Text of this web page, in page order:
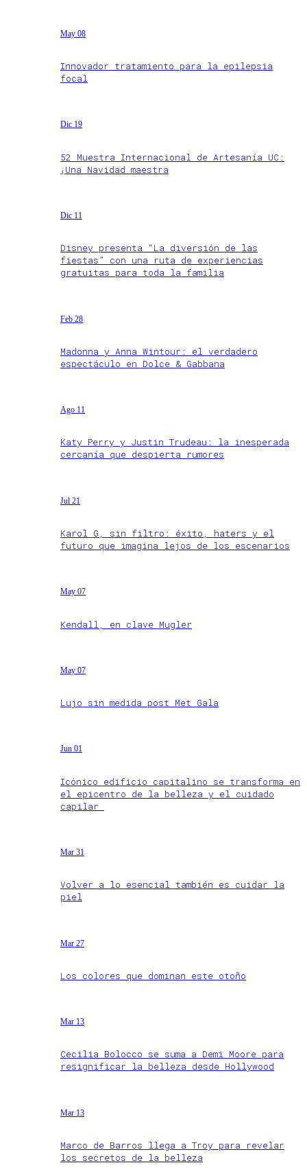
May 08
Innovador tratamiento para la epilepsia
focal
Dic 19
52 Muestra Internacional de Artesanía UC:
¡Una Navidad maestra
Dic 11
Disney presenta “La diversión de las
fiestas” con una ruta de experiencias
gratuitas para toda la familia
Feb 28
Madonna y Anna Wintour: el verdadero
espectáculo en Dolce & Gabbana
Ago 11
Katy Perry y Justin Trudeau: la inesperada
cercanía que despierta rumores
Jul 21
Karol G, sin filtro: éxito, haters y el
futuro que imagina lejos de los escenarios
May 07
Kendall, en clave Mugler
May 07
Lujo sin medida post Met Gala
Jun 01
Icónico edificio capitalino se transforma en
el epicentro de la belleza y el cuidado
capilar
Mar 31
Volver a lo esencial también es cuidar la
piel
Mar 27
Los colores que dominan este otoño
Mar 13
Cecilia Bolocco se suma a Demi Moore para
resignificar la belleza desde Hollywood
Mar 13
Marco de Barros llega a Troy para revelar
los secretos de la belleza